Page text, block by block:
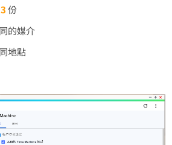
3份
的媒介
地點